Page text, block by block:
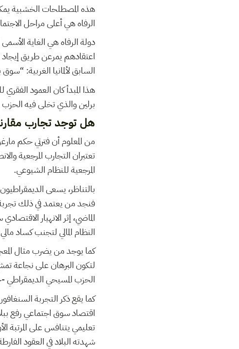
هذه المصطلحات الخشبية يمكن
الرفاه هي أعلى مراحل
دولة الرفاه هي الغاية
اعتقادهم يمرعن طريق إيجاد
السابق لألمانيا الغربية:
برلين والذي تخلى فيه الحزب
هل توجد تجارب
من المعلوم أن فترتي حكم
تعتبران التجارب المرجعية
المرجعية للنظام الشيوعي.
بالتناظر، يسعى
النظام المالي لتجنب كساد
كما يوجد من يضرب مثال المعجزة
لتكون البرهان على نجاعة
الحزب المسيحي
اقتصاد سوق اجتماعي رفع
تعليمي يتنافس على المرتبة
شهدته البلاد في العقود